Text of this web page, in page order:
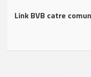
Link BVB catre